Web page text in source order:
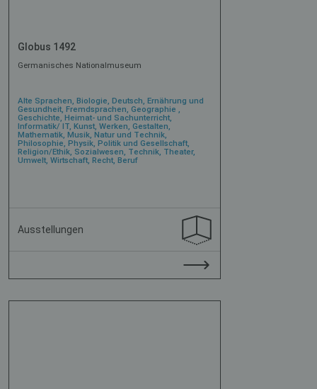
Globus 1492
Germanisches Nationalmuseum
Alte Sprachen, Biologie, Deutsch, Ernährung und
Gesundheit, Fremdsprachen, Geographie ,
Geschichte, Heimat- und Sachunterricht,
Informatik/ IT, Kunst, Werken, Gestalten,
Mathematik, Musik, Natur und Technik,
Philosophie, Physik, Politik und Gesellschaft,
Religion/Ethik, Sozialwesen, Technik, Theater,
Umwelt, Wirtschaft, Recht, Beruf
Ausstellungen